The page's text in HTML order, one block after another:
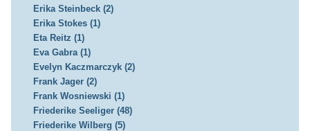
Erika Steinbeck (2)
Erika Stokes (1)
Eta Reitz (1)
Eva Gabra (1)
Evelyn Kaczmarczyk (2)
Frank Jager (2)
Frank Wosniewski (1)
Friederike Seeliger (48)
Friederike Wilberg (5)